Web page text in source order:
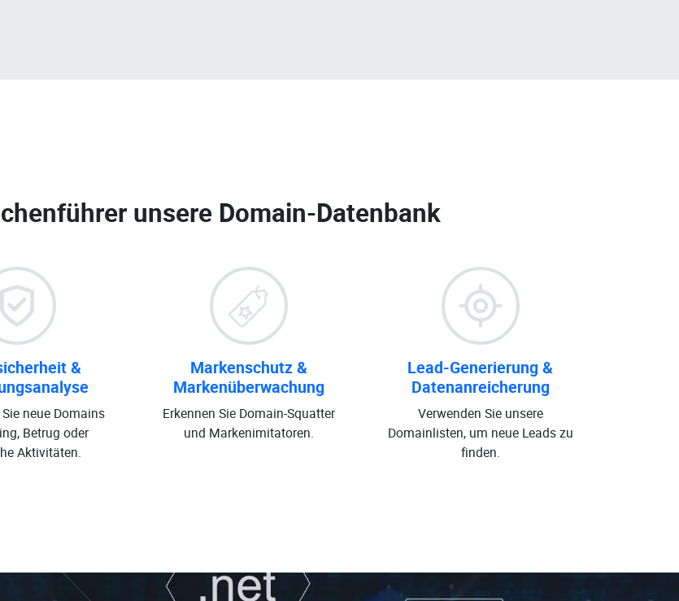
unsere Domain-Datenbank
&
neue Domains
Betrug oder
Aktivitäten.
Markenschutz &
Markenüberwachung
Erkennen Sie Domain-Squatter
und Markenimitatoren.
Lead-Generierung &
Datenanreicherung
Verwenden Sie unsere
Domainlisten, um neue Leads zu
finden.